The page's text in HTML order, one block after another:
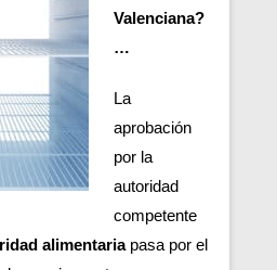
Valenciana?
…
La
aprobación
por la
autoridad
competente
alimentaria pasa por el